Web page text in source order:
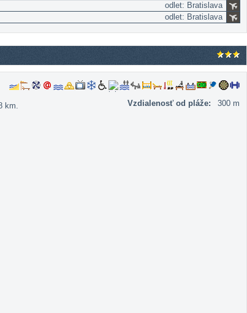
odlet: Bratislava
odlet: Bratislava
Vzdialenosť od pláže: 300 m
km.